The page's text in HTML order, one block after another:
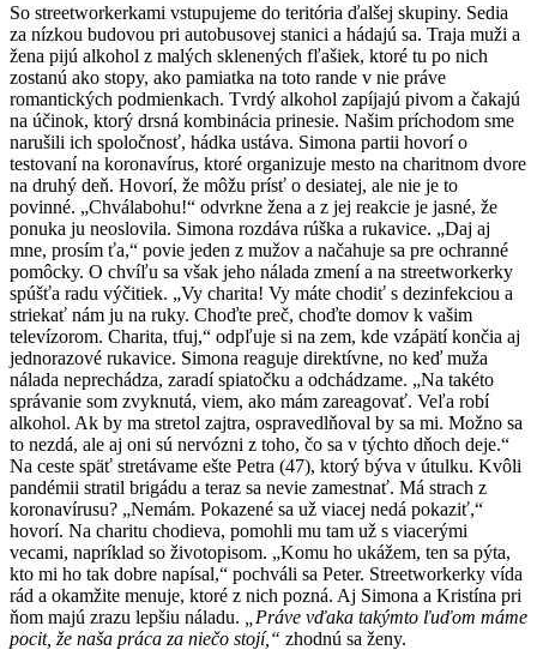
So streetworkerkami vstupujeme do teritória ďalšej skupiny. Sedia
za nízkou budovou pri autobusovej stanici a hádajú sa. Traja muži a
žena pijú alkohol z malých sklenených fľašiek, ktoré tu po nich
zostanú ako stopy, ako pamiatka na toto rande v nie práve
romantických podmienkach. Tvrdý alkohol zapíjajú pivom a čakajú
na účinok, ktorý drsná kombinácia prinesie. Našim príchodom sme
narušili ich spoločnosť, hádka ustáva. Simona partii hovorí o
testovaní na koronavírus, ktoré organizuje mesto na charitnom dvore
na druhý deň. Hovorí, že môžu prísť o desiatej, ale nie je to
povinné. „Chválabohu!“ odvrkne žena a z jej reakcie je jasné, že
ponuka ju neoslovila. Simona rozdáva rúška a rukavice. „Daj aj
mne, prosím ťa,“ povie jeden z mužov a načahuje sa pre ochranné
pomôcky. O chvíľu sa však jeho nálada zmení a na streetworkerky
spúšťa radu výčitiek. „Vy charita! Vy máte chodiť s dezinfekciou a
striekať nám ju na ruky. Choďte preč, choďte domov k vašim
televízorom. Charita, tfuj,“ odpľuje si na zem, kde vzápätí končia aj
jednorazové rukavice. Simona reaguje direktívne, no keď muža
nálada neprechádza, zaradí spiatočku a odchádzame. „Na takéto
správanie som zvyknutá, viem, ako mám zareagovať. Veľa robí
alkohol. Ak by ma stretol zajtra, ospravedlňoval by sa mi. Možno sa
to nezdá, ale aj oni sú nervózni z toho, čo sa v týchto dňoch deje.“
Na ceste späť stretávame ešte Petra (47), ktorý býva v útulku. Kvôli
pandémii stratil brigádu a teraz sa nevie zamestnať. Má strach z
koronavírusu? „Nemám. Pokazené sa už viacej nedá pokaziť,“
hovorí. Na charitu chodieva, pomohli mu tam už s viacerými
vecami, napríklad so životopisom. „Komu ho ukážem, ten sa pýta,
kto mi ho tak dobre napísal,“ pochváli sa Peter. Streetworkerky vída
rád a okamžite menuje, ktoré z nich pozná. Aj Simona a Kristína pri
ňom majú zrazu lepšiu náladu.
„Práve vďaka takýmto ľuďom máme
pocit, že naša práca za niečo stojí,“ zhodnú sa ženy.